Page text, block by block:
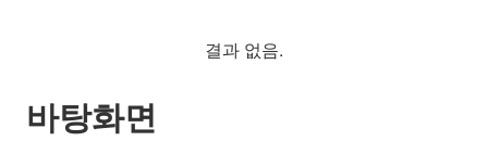
결과 없음.
바탕화면